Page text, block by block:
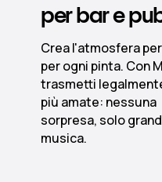
sonora
i
Accompagna i
d'autore con
inconfondibile.
pensiamo noi,
solo sul